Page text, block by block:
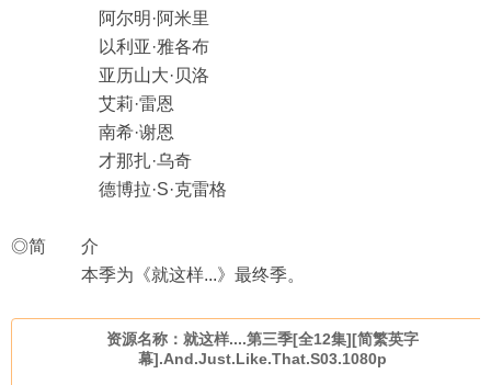
阿尔明·阿米里
以利亚·雅各布
亚历山大·贝洛
艾莉·雷恩
南希·谢恩
才那扎·乌奇
德博拉·S·克雷格
◎简 介
本季为《就这样...》最终季。
资源名称：就这样....第三季[全12集][简繁英字
幕].And.Just.Like.That.S03.1080p